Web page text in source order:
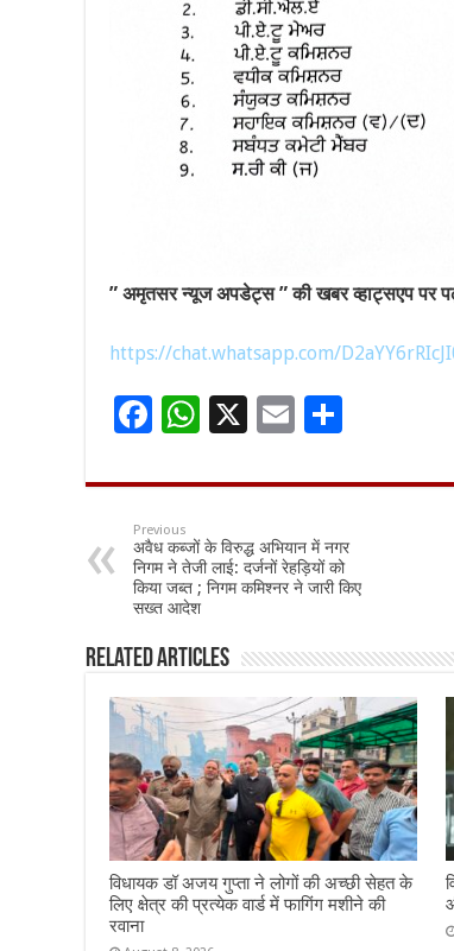
” अमृतसर न्यूज अपडेट्स ” की खबर व्हाट्सएप पर
https://chat.whatsapp.com/
F
e
b
o
o
k
W
at
sA
p
p
X
E
ai ar
Previous
अवैध कब्जों के विरुद्ध अभियान में नगर
निगम ने तेजी लाई: दर्जनों रेहड़ियों को
किया जब्त ; निगम कमिश्नर ने जारी किए
सख्त आदेश
Related Articles
विधायक डॉ अजय गुप्ता ने लोगों की अच्छी सेहत के
लिए क्षेत्र की प्रत्येक वार्ड में फागिंग मशीने की
रवाना